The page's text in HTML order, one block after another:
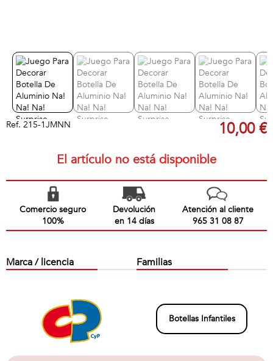
Ref. 215-1JMNN 10,00 €
El artículo no está disponible
Comercio seguro
100%
Devolución
en 14 días
Atención al cliente
965 31 08 87
Marca / licencia Familias
Botellas Infantiles